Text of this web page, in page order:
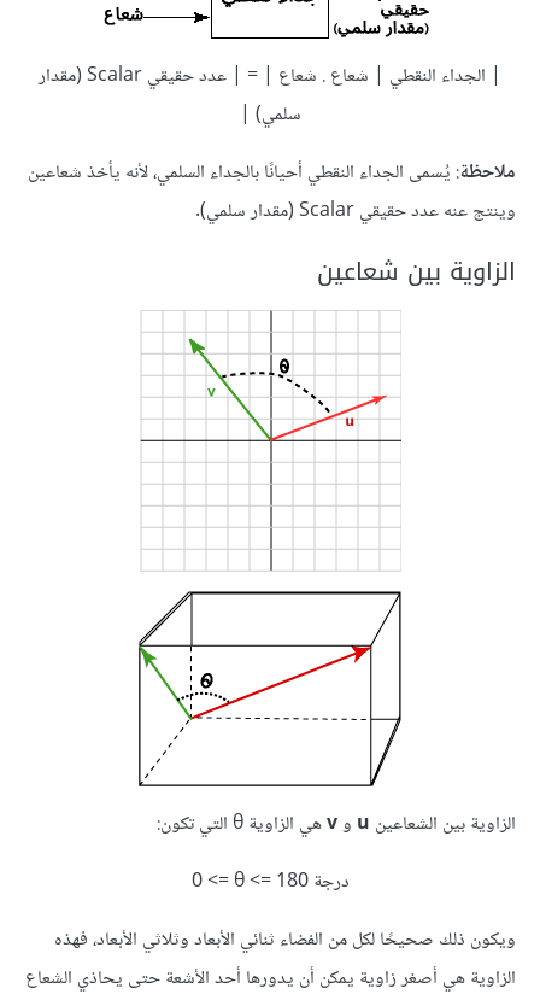
| الجداء النقطي | شعاع . شعاع | = | عدد حقيقي Scalar (مقدار
سلمي) |
ملاحظة: يُسمى الجداء النقطي أحيانًا بالجداء السلمي، لأنه يأخذ شعاعين
وينتج عنه عدد حقيقي Scalar (مقدار سلمي).
الزاوية بين شعاعين
الزاوية بين الشعاعين u وvهي الزاوية θ التي تكون:
0‪ <= θ <= 180 درجة
ويكون ذلك صحيحًا لكل من الفضاء ثنائي الأبعاد وثلاثي الأبعاد، فهذه
الزاوية هي أصغر زاوية يمكن أن يدورها أحد الأشعة حتى يحاذي الشعاع